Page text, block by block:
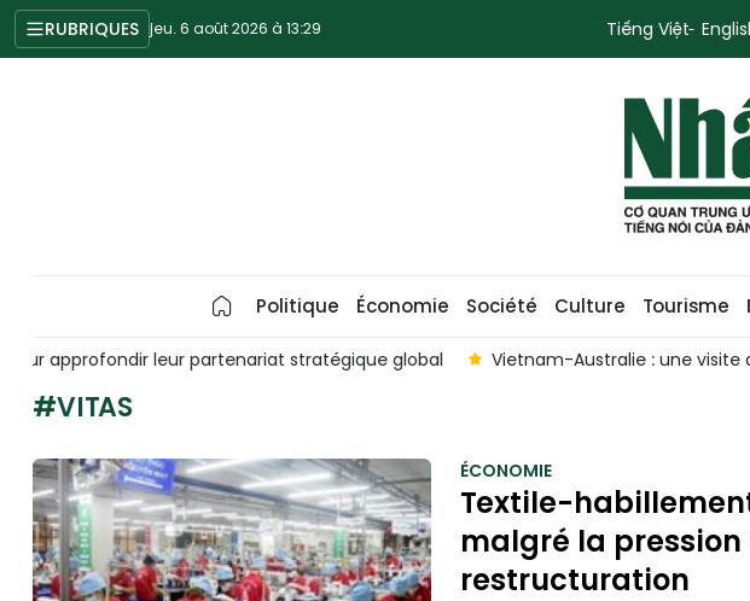
RUBRIQUES jeu. 6 août 2026 à 13:29 Tiếng Việt
Politique Économie Société Culture Tourisme
Vietnam-Australie : une visite d'État du dirigeant vietnamien To Lam placée
#VITAS
ÉCONOMIE
Textile-
malgré la pression
restructuration